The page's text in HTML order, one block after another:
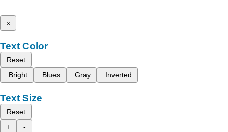
x
Text Color
Reset
Bright
Blues Gray Inverted
Text Size
Reset
+
-